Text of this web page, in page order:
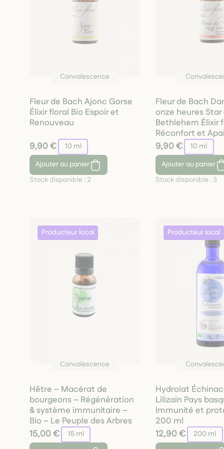
Convalescence
Fleur de Bach Ajonc Gorse
Élixir floral Bio Espoir et
Renouveau
9,90 €
10 ml
Ajouter
au panier
Stock disponible : 2
Fleur de Bach
onze heures Star
Bethlehem Élixir
Réconfort et
9,90 €
10 ml
Ajouter
au panier
Stock disponible : 3
Convalescence
Hêtre – Macérat de
bourgeons – Régénération
& système immunitaire –
Bio – Le Peuple des Arbres
15,00 €
15 ml
Hydrolat
Lilizain Pays
Immunité et
200 ml
12,90 €
200 ml